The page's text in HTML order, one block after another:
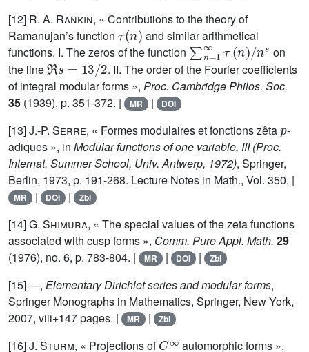
[12] R. A. Rankin, « Contributions to the theory of
Ramanujan’s function
τ(n)
and similar arithmetical
functions. I. The zeros of the function
∑n=1∞τ(n)/n
on
the line
ℜ s =13/2
. II. The order of the Fourier coefficients
of integral modular forms », Proc. Cambridge Philos. Soc.
35 (1939), p. 351-372. | MR | DOI
[13]J.-P. Serre, « Formes modulaires et fonctions zêta -
adiques », in Modular functions of one variable, III (Proc.
Internat. Summer School, Univ. Antwerp, 1972), Springer,
Berlin, 1973, p. 191-268. Lecture Notes in Math., Vol. 350. |
MR | DOI | Zbl
[14]G. Shimura, « The special values of the zeta functions
associated with cusp forms », Comm. Pure Appl. Math. 29
(1976), no. 6, p. 783-804. |
MR | DOI | Zbl
[15] —, Elementary Dirichlet series and modular forms,
Springer Monographs in Mathematics, Springer, New York,
2007, viii+147 pages. |
MR | Zbl
[16]J. Sturm, « Projections of
automorphic forms »,